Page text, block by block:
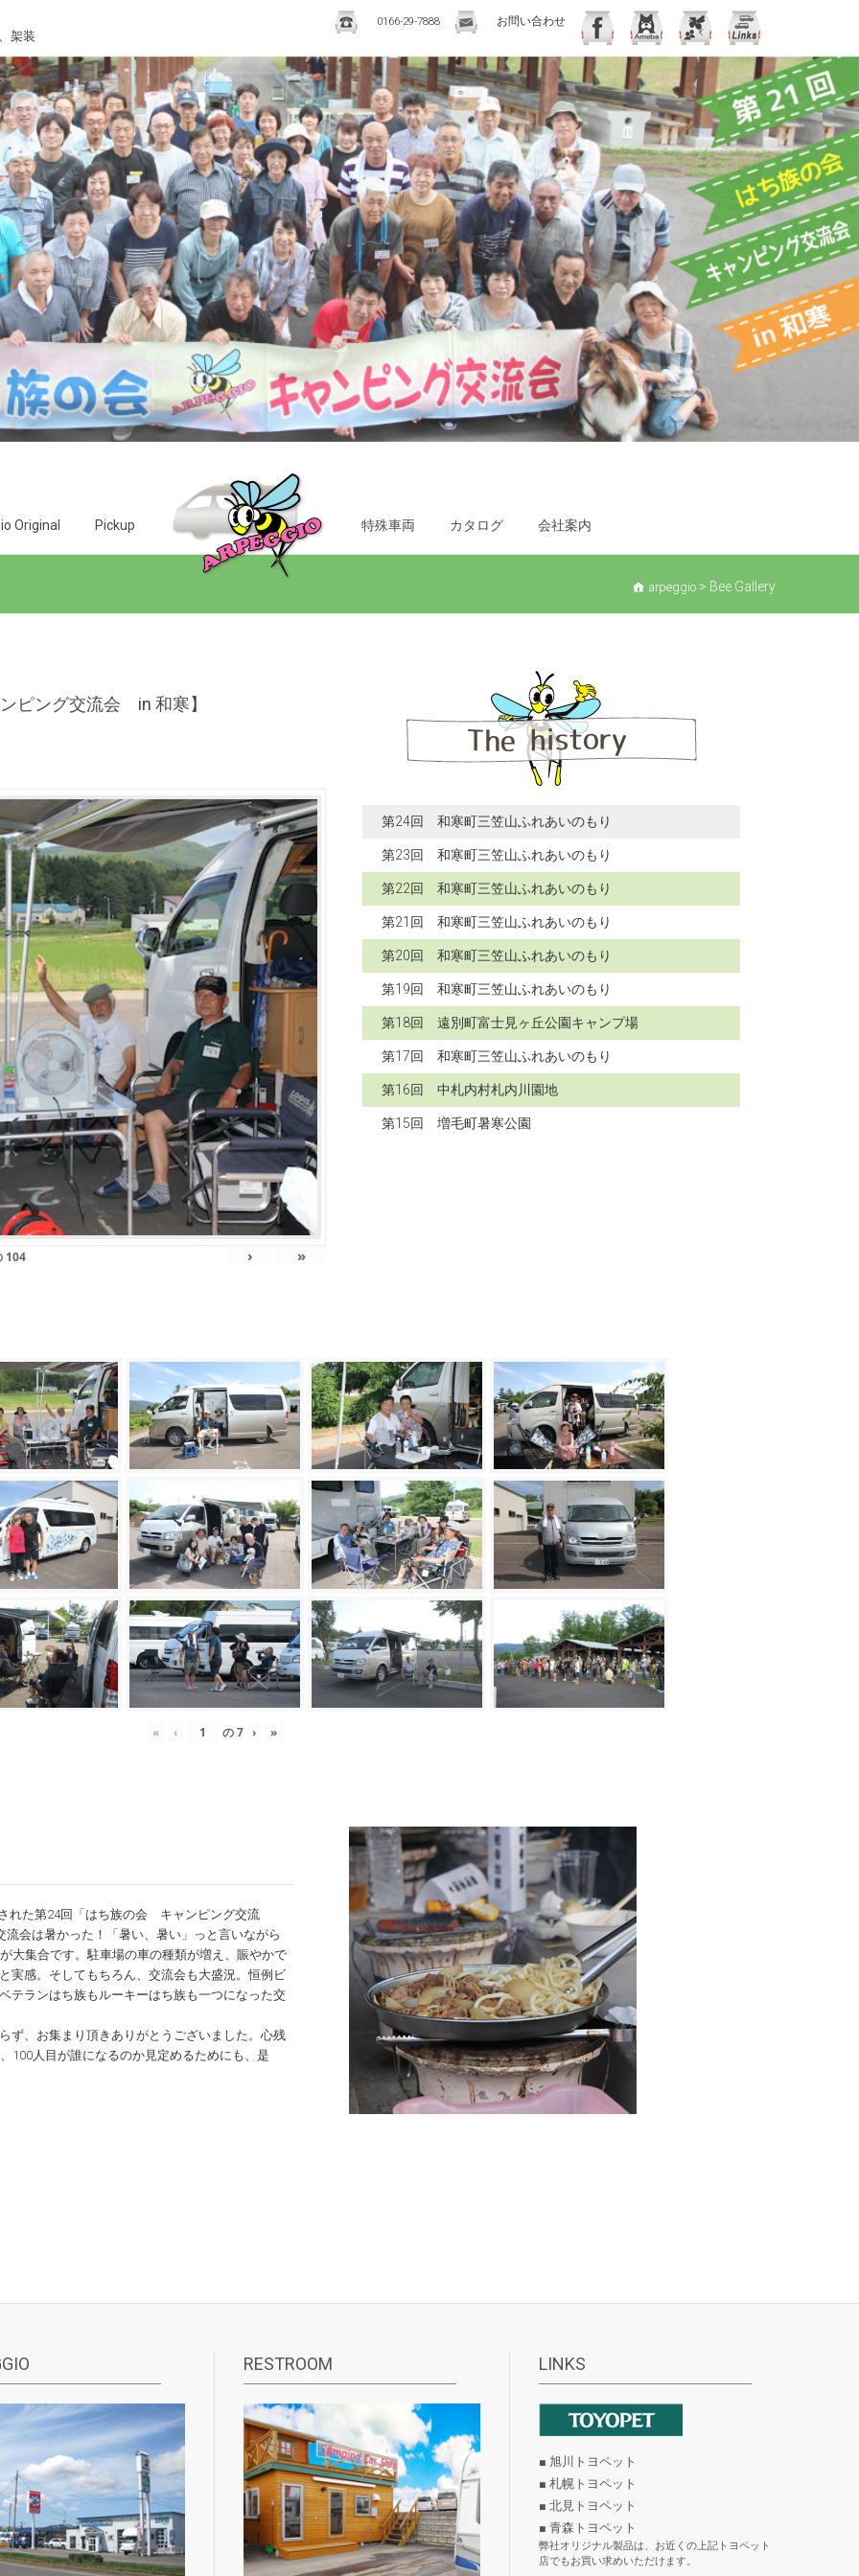
架装
0166-
29-
7888
お
問
い
合
わ
せ
0166-29-7888 お問い合わせ
Original Pickup 特殊車両 カタログ 会社案内
arpeggio > Bee Gallery
ング交流会 in 和寒】
104 › »
第24回 和寒町三笠山ふれあいのもり
第23回 和寒町三笠山ふれあいのもり
第22回 和寒町三笠山ふれあいのもり
第21回 和寒町三笠山ふれあいのもり
第20回 和寒町三笠山ふれあいのもり
第19回 和寒町三笠山ふれあいのもり
第18回 遠別町富士見ヶ丘公園キャンプ場
第17回 和寒町三笠山ふれあいのもり
第16回 中札内村札内川園地
第15回 増毛町暑寒公園
« ‹ の7 › »
れた第24回「はち族の会 キャンピング交流
会は暑かった！「暑い、暑い」っと言いながら
大集合です。駐車場の車の種類が増え、賑やかで
実感。そしてもちろん、交流会も大盛況。恒例ビ
テランはち族もルーキーはち族も一つになった交
、お集まり頂きありがとうございました。心残
100人目が誰になるのか見定めるためにも、是
RESTROOM LINKS
■ 旭川トヨペット
■ 札幌トヨペット
■ 北見トヨペット
■ 青森トヨペット
弊社オリジナル製品は、お近くの上記トヨペット
店でもお買い求めいただけます。